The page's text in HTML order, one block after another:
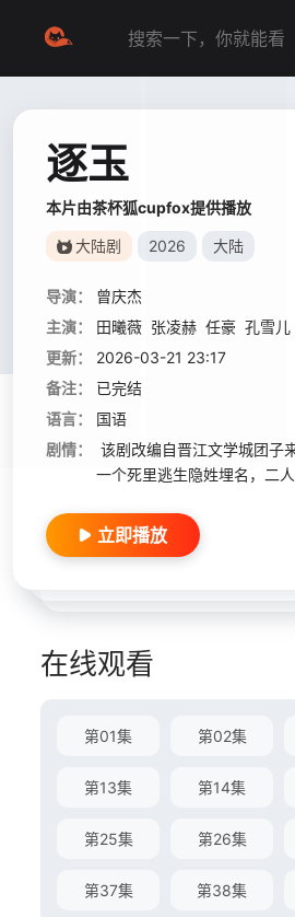
逐玉
本片由茶杯狐cupfox提供播放
大陆剧 2026 大陆
导演：
曾庆杰
主演：
田曦薇 张凌赫 任豪 孔雪儿
更新：
2026-03-21 23:17
备注：
已完结
语言：
国语
剧情：
该剧改编自晋江文学城团子
一个死里逃生隐姓埋名，二
立即播放
在线观看
第01集 第02集
第13集 第14集
第25集 第26集
第37集 第38集